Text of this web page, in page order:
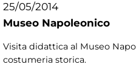
25/05/2014
Museo Napoleonico
Visita didattica al Museo
costumeria storica.